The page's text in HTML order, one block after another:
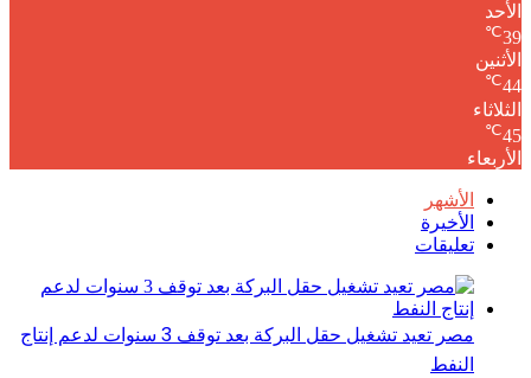
الأحد
39
℃
الأثنين
44
℃
الثلاثاء
45
℃
الأربعاء
الأشهر
الأخيرة
تعليقات
مصر تعيد تشغيل حقل البركة بعد توقف 3 سنوات لدعم إنتاج
النفط